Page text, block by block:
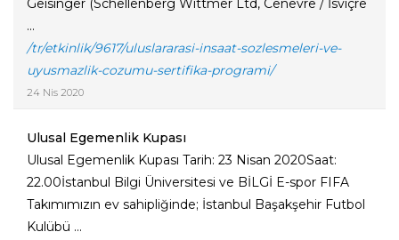
Geisinger (Schellenberg Wittmer Ltd, Cenevre / İsviçre
...
/tr/etkinlik/9617/uluslararasi-insaat-sozlesmeleri-ve-
uyusmazlik-cozumu-sertifika-programi/
24 Nis 2020
Ulusal Egemenlik Kupası
Ulusal Egemenlik Kupası Tarih: 23 Nisan 2020Saat:
22.00İstanbul Bilgi Üniversitesi ve BİLGİ E-spor FIFA
Takımımızın ev sahipliğinde; İstanbul Başakşehir Futbol
Kulübü ...